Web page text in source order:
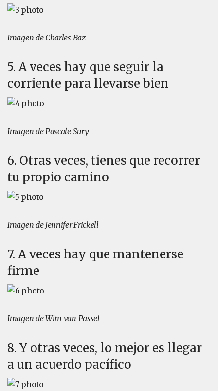
Imagen de Charles Baz
5. A veces hay que seguir la
corriente para llevarse bien
Imagen de Pascale Sury
6. Otras veces, tienes que recorrer
tu propio camino
Imagen de Jennifer Frickell
7. A veces hay que mantenerse
firme
Imagen de Wim van Passel
8. Y otras veces, lo mejor es llegar
a un acuerdo pacífico